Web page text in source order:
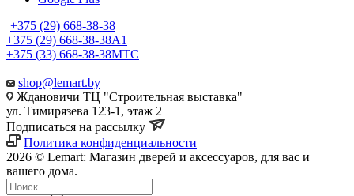
+375 (29) 668-38-38
+375 (29) 668-38-38A1
+375 (33) 668-38-38МТС
shop@lemart.by
Ждановичи ТЦ "Строительная выставка"
ул. Тимирязева 123-1, этаж 2
Подписаться на рассылку
Политика конфиденциальности
2026 © Lemart: Магазин дверей и аксессуаров, для вас и
вашего дома.